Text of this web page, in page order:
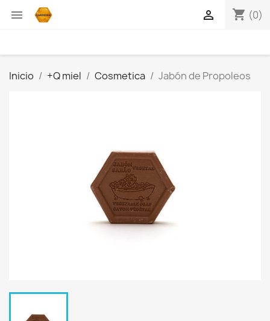
 shopping_cart (0)

Inicio +Q miel Cosmetica Jabón de Propoleos